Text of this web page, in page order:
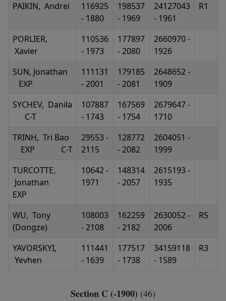
PAIKIN, Andrei
116925
- 1880
198537
- 1969
24127043
- 1961
R1
PORLIER,
Xavier
110536
- 1973
177897
- 2080
2660970 -
1926
SUN, Jonathan
EXP
111131
- 2001
179185
- 2081
2648652 -
1909
SYCHEV, Danila
C-T
107887
- 1743
167569
- 1754
2679647 -
1710
TRINH, Tri Bao
EXP C-T
29553 -
2115
128772
- 2082
2604051 -
1999
TURCOTTE,
Jonathan
EXP
10642 -
1971
148314
- 2057
2615193 -
1935
WU, Tony
(Dongze)
108003
- 2108
162259
- 2182
2630052 -
2006
R5
YAVORSKYI,
Yevhen
111441
- 1639
177517
- 1738
34159118
- 1589
R3
Section C (-1900) (46)